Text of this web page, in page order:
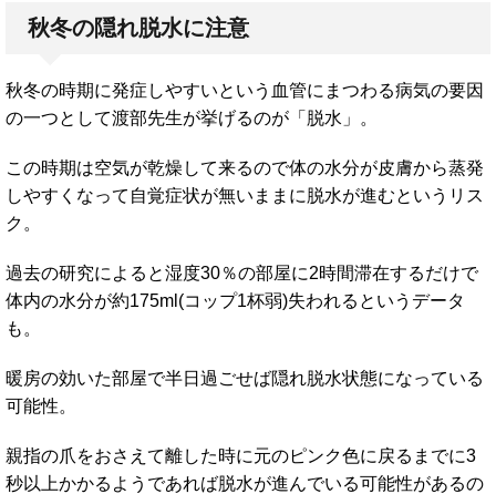
秋冬の隠れ脱水に注意
秋冬の時期に発症しやすいという血管にまつわる病気の要因
の一つとして渡部先生が挙げるのが「脱水」。
この時期は空気が乾燥して来るので体の水分が皮膚から蒸発
しやすくなって自覚症状が無いままに脱水が進むというリス
ク。
過去の研究によると湿度30％の部屋に2時間滞在するだけで
体内の水分が約175ml(コップ1杯弱)失われるというデータ
も。
暖房の効いた部屋で半日過ごせば隠れ脱水状態になっている
可能性。
親指の爪をおさえて離した時に元のピンク色に戻るまでに3
秒以上かかるようであれば脱水が進んでいる可能性があるの